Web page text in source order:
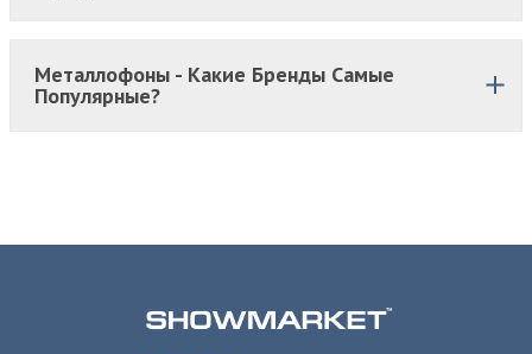
Металлофоны - Какие Бренды Самые
Популярные?